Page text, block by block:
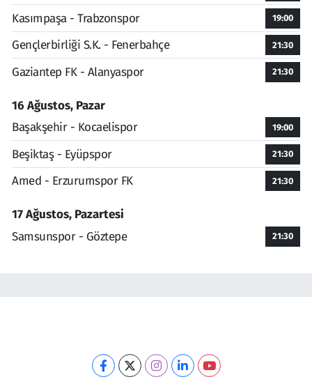
Kasımpaşa - Trabzonspor 19:00
Gençlerbirliği S.K. - Fenerbahçe 21:30
Gaziantep FK - Alanyaspor 21:30
16 Ağustos, Pazar
Başakşehir - Kocaelispor
19:00
Beşiktaş - Eyüpspor 21:30
Amed - Erzurumspor FK 21:30
17 Ağustos, Pazartesi
Samsunspor - Göztepe
21:30